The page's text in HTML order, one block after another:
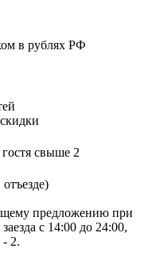
в рублях РФ
свыше 2
предложению при
с 14:00 до 24:00,
2.